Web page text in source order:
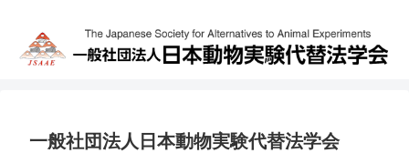
一般社団法人日本動物実験代替法学会